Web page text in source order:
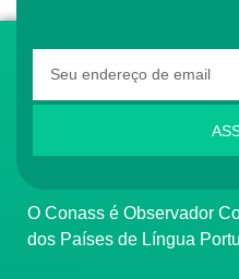
O Conass é Observador Consultivo da Comunidade
dos Países de Língua